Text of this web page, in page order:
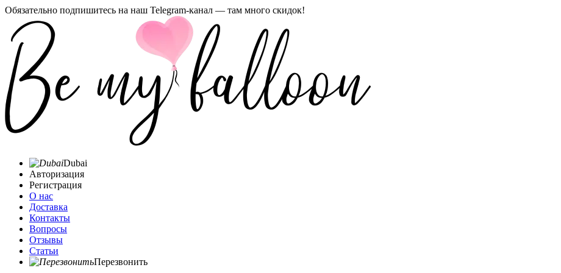
Обязательно подпишитесь на наш Telegram-канал — там много скидок!
Dubai
Авторизация
Регистрация
О нас
Доставка
Контакты
Вопросы
Отзывы
Статьи
Перезвонить